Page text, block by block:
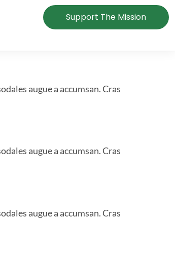
Support The Mission
augue a accumsan. Cras
augue a accumsan. Cras
augue a accumsan. Cras